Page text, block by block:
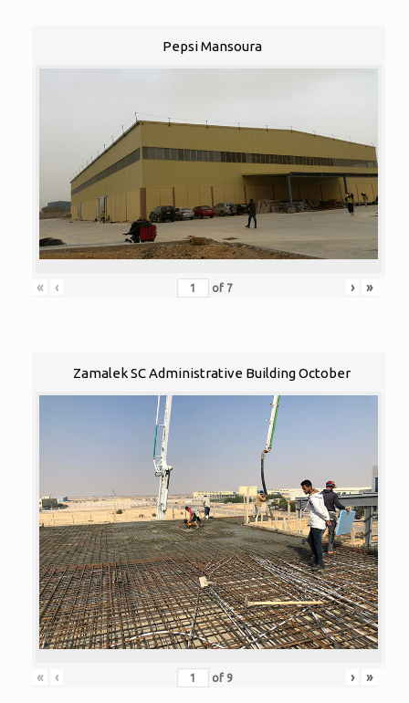
Pepsi Mansoura
« ‹ of 7 › »
Zamalek SC Administrative Building October
« ‹ of 9 › »